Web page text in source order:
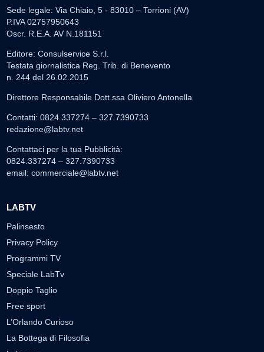
Sede legale: Via Chiaio, 5 - 83010 – Torrioni (AV)
P.IVA 02757950643
Oscr. R.E.A. AV N.181151
Editore: Consulservice S.r.l.
Testata giornalistica Reg. Trib. di Benevento
n. 244 del 26.02.2015
Direttore Responsabile Dott.ssa Oliviero Antonella
Contatti: 0824.337274 – 327.7390733
redazione@labtv.net
Contattaci per la tua Pubblicità:
0824.337274 – 327.7390733
email: commerciale@labtv.net
LABTV
Palinsesto
Privacy Policy
Programmi TV
Speciale LabTv
Doppio Taglio
Free sport
L’Orlando Curioso
La Bottega di Filosofia